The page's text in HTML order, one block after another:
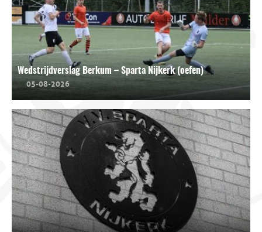
Wedstrijdverslag Berkum – Sparta Nijkerk (oefen)
05-08-2026